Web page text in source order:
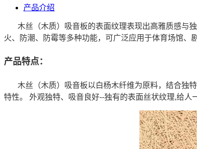
产品介绍
木丝（木质）吸音板的表面纹理表现出高雅质感与
火、防潮、防霉等多种功能，可广泛应用于体育场馆、
产品特点：
木丝 （木质） 吸音板以白杨木纤维为原料，结合独
特性。
外观独特、吸音良好--独有的表面丝状纹理,给人